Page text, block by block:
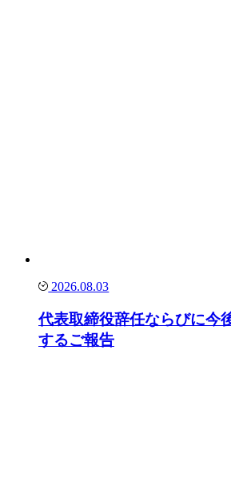
2026.08.03
代表取締役辞任ならびに今
するご報告